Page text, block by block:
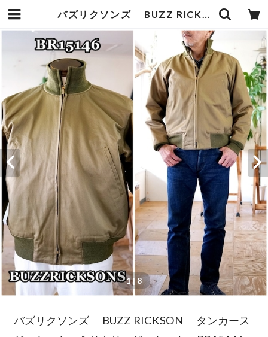
バズリクソンズ BUZZ RICKSON タンカースジャケット ミリタリージャケット BR15146 | bluelineshop
1| 8
バズリクソンズ BUZZ RICKSON タンカース